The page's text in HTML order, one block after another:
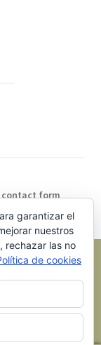
contact form
garantizar el
nuestros
rechazar las no
de cookies